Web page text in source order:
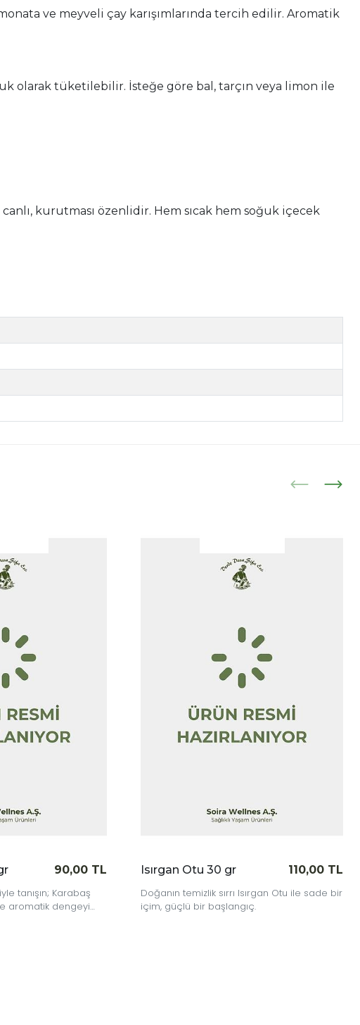
ve meyveli çay karışımlarında tercih edilir. Aromatik
olarak tüketilebilir. İsteğe göre bal, tarçın veya limon ile
kurutması özenlidir. Hem sıcak hem soğuk içecek
İncele
|
Isırgan Otu 30 gr
110,00 TL
Doğanın temizlik sırrı Isırgan Otu ile sade bir
içim, güçlü bir başlangıç.
Dulavrat Otu 40 gr
Doğanın güçlü
Dulavrat Otu ile bitkisel